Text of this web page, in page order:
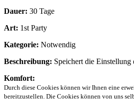
Dauer: 30 Tage
Art: 1st Party
Kategorie: Notwendig
Beschreibung: Speichert die
Komfort:
Durch diese Cookies können wir Ihnen eine
bereitzustellen. Die Cookies können von uns